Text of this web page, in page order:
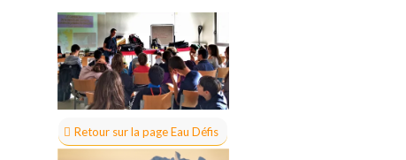
Retour sur la page Eau Défis